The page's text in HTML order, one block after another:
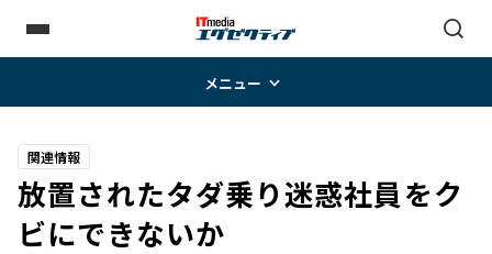
メニュー
関連情報
放置されたタダ乗り迷惑社員をク
ビにできないか